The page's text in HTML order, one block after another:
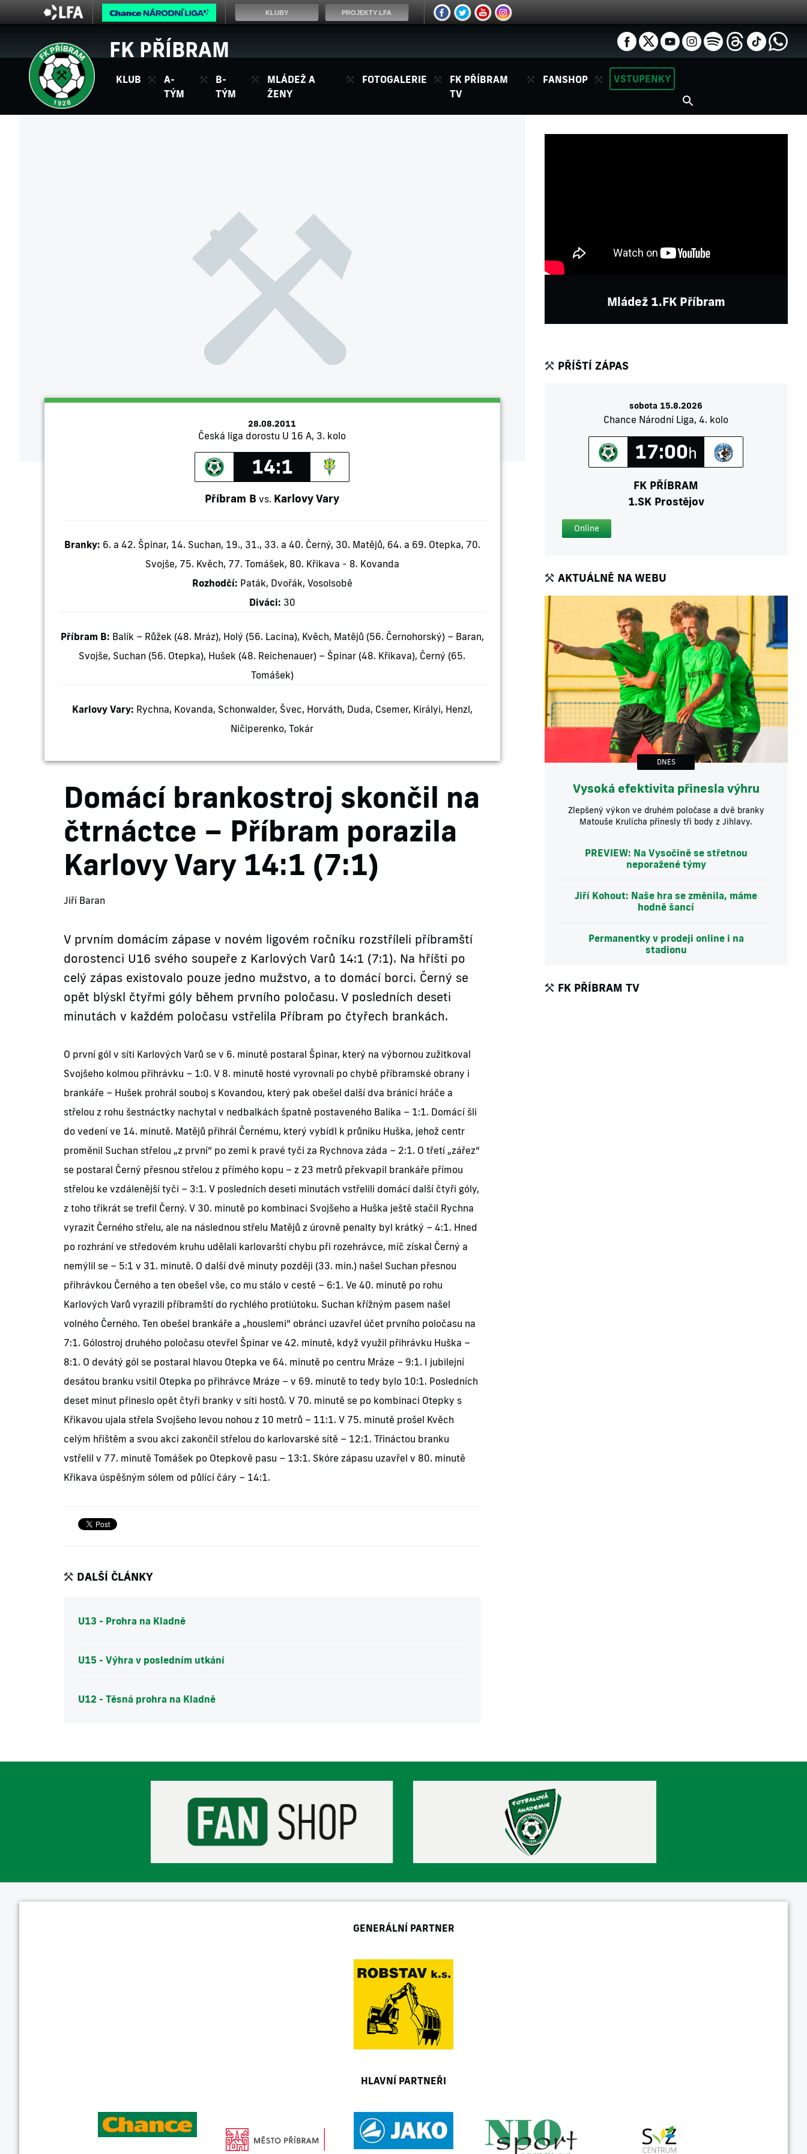
FK PŘÍBRAM
KLUB
A-
TÝM
B-
TÝM
MLÁDEŽ A
ŽENY
FOTOGALERIE
FK PŘÍBRAM
TV
FANSHOP VSTUPENKY
28.08.2011
Česká liga dorostu U 16 A, 3. kolo
14:1
Příbram B vs. Karlovy Vary
Branky: 6. a 42. Špinar, 14. Suchan, 19., 31., 33. a 40. Černý, 30. Matějů, 64. a 69. Otepka, 70.
Svojše, 75. Kvěch, 77. Tomášek, 80. Křikava - 8. Kovanda
Rozhodčí: Paták, Dvořák, Vosolsobě
Diváci: 30
Příbram B: Balík – Růžek (48. Mráz), Holý (56. Lacina), Kvěch, Matějů (56. Černohorský) – Baran,
Svojše, Suchan (56. Otepka), Hušek (48. Reichenauer) – Špinar (48. Křikava), Černý (65.
Tomášek)
Karlovy Vary: Rychna, Kovanda, Schonwalder, Švec, Horváth, Duda, Csemer, Királyi, Henzl,
Ničiperenko, Tokár
Domácí brankostroj skončil na
čtrnáctce – Příbram porazila
Karlovy Vary 14:1 (7:1)
Jiří Baran
V prvním domácím zápase v novém ligovém ročníku rozstříleli příbramští
dorostenci U16 svého soupeře z Karlových Varů 14:1 (7:1). Na hříšti po
celý zápas existovalo pouze jedno mužstvo, a to domácí borci. Černý se
opět blýskl čtyřmi góly během prvního poločasu. V posledních deseti
minutách v každém poločasu vstřelila Příbram po čtyřech brankách.
O první gól v síti Karlových Varů se v 6. minutě postaral Špinar, který na výbornou zužitkoval
Svojšeho kolmou přihrávku – 1:0. V 8. minutě hosté vyrovnali po chybě příbramské obrany i
brankáře – Hušek prohrál souboj s Kovandou, který pak obešel další dva bránicí hráče a
střelou z rohu šestnáctky nachytal v nedbalkách špatně postaveného Balíka – 1:1. Domácí šli
do vedení ve 14. minutě. Matějů přihrál Černému, který vybídl k průniku Huška, jehož centr
proměnil Suchan střelou „z první“ po zemi k pravé tyči za Rychnova záda – 2:1. O třetí „zářez“
se postaral Černý přesnou střelou z přímého kopu – z 23 metrů překvapil brankáře přímou
střelou ke vzdálenější tyči – 3:1. V posledních deseti minutách vstřelili domácí další čtyři góly,
z toho třikrát se trefil Černý. V 30. minutě po kombinaci Svojšeho a Huška ještě stačil Rychna
vyrazit Černého střelu, ale na následnou střelu Matějů z úrovně penalty byl krátký – 4:1. Hned
po rozhrání ve středovém kruhu udělali karlovarští chybu při rozehrávce, míč získal Černý a
nemýlil se – 5:1 v 31. minutě. O další dvě minuty později (33. min.) našel Suchan přesnou
přihrávkou Černého a ten obešel vše, co mu stálo v cestě – 6:1. Ve 40. minutě po rohu
Karlových Varů vyrazili příbramští do rychlého protiútoku. Suchan křížným pasem našel
volného Černého. Ten obešel brankáře a „houslemi“ obránci uzavřel účet prvního poločasu na
7:1. Gólostroj druhého poločasu otevřel Špinar ve 42. minutě, když využil přihrávku Huška –
8:1. O devátý gól se postaral hlavou Otepka ve 64. minutě po centru Mráze – 9:1. I jubilejní
desátou branku vsítil Otepka po přihrávce Mráze – v 69. minutě to tedy bylo 10:1. Posledních
deset minut přineslo opět čtyři branky v síti hostů. V 70. minutě se po kombinaci Otepky s
Křikavou ujala střela Svojšeho levou nohou z 10 metrů – 11:1. V 75. minutě prošel Kvěch
celým hřištěm a svou akci zakončil střelou do karlovarské sítě – 12:1. Třináctou branku
vstřelil v 77. minutě Tomášek po Otepkově pasu – 13:1. Skóre zápasu uzavřel v 80. minutě
Křikava úspěšným sólem od půlící čáry – 14:1.
DALŠÍ ČLÁNKY
U13 - Prohra na Kladně
U15 - Výhra v posledním utkání
U12 - Těsná prohra na Kladně
Mládež 1.FK Příbram
PŘÍŠTÍ ZÁPAS
sobota 15.8.2026
Chance Národní Liga, 4. kolo
17:00h
FK PŘÍBRAM
1.SK Prostějov
Online
AKTUÁLNĚ NA WEBU
DNES
Vysoká efektivita přinesla výhru
Zlepšený výkon ve druhém poločase a dvě branky
Matouše Krulicha přinesly tři body z Jihlavy.
PREVIEW: Na Vysočině se střetnou
neporažené týmy
Jiří Kohout: Naše hra se změnila, máme
hodně šancí
Permanentky v prodeji online i na
stadionu
FK PŘÍBRAM TV
GENERÁLNÍ PARTNER
HLAVNÍ PARTNEŘI
KLUBY PROJEKTY LFA